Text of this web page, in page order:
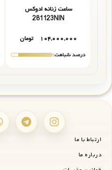
ساعت زنانه ادوکس
281123NIN
۱۰۴,۰۰۰,۰۰۰
تومان
درصد شباهت:
ارتباط با ما
درباره ما